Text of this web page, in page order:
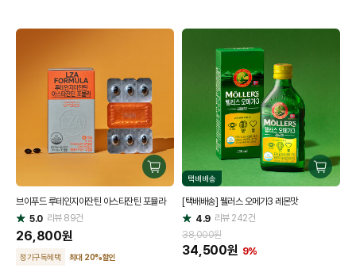
구
매
하
브이푸드 루테인지아잔틴 아스타잔틴 포뮬라
별
점
5.0 리뷰89건
26,800원
정기구독혜택 최대 20%할인
택배배송
구
매
[택배배송] 뭴러스 오메가3 레몬맛
별
점
4.9 리뷰242건
38,000원
34,500원 9%